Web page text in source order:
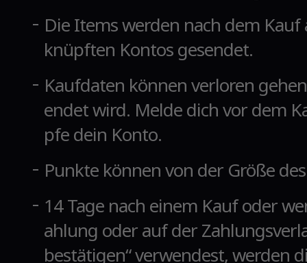
Die Items werden nach dem Kauf
knüpften Kontos gesendet.
Kaufdaten können verloren
endet wird. Melde dich vor dem
pfe dein Konto.
Punkte können von der Größe
14 Tage nach einem Kauf oder
ahlung oder auf der
bestätigen“ verwendest, werden